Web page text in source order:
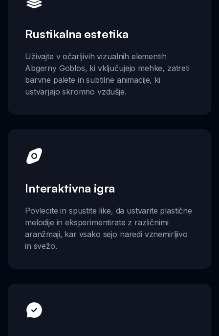
Rustikalna estetika
Uživajte v očarljivih vizualnih elementih
Abgerny Goblos, ki vključujejo mehke, zatreti
barvne palete in subtilne animacije, ki
ustvarjajo skromno vzdušje.
Interaktivna igra
Povlecite in spustite like, da ustvarite plastične
melodije in eksperimentirate z različnimi
aranžmaji, kar vsako sejo naredi vznemirljivo
in svežo.